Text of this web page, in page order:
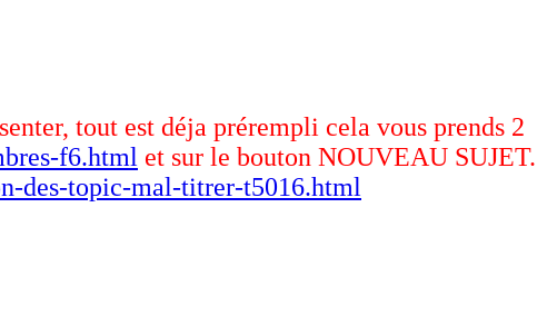
tout est déja prérempli cela vous prends 2
f6.html et sur le bouton NOUVEAU SUJET.
des-topic-mal-titrer-t5016.html